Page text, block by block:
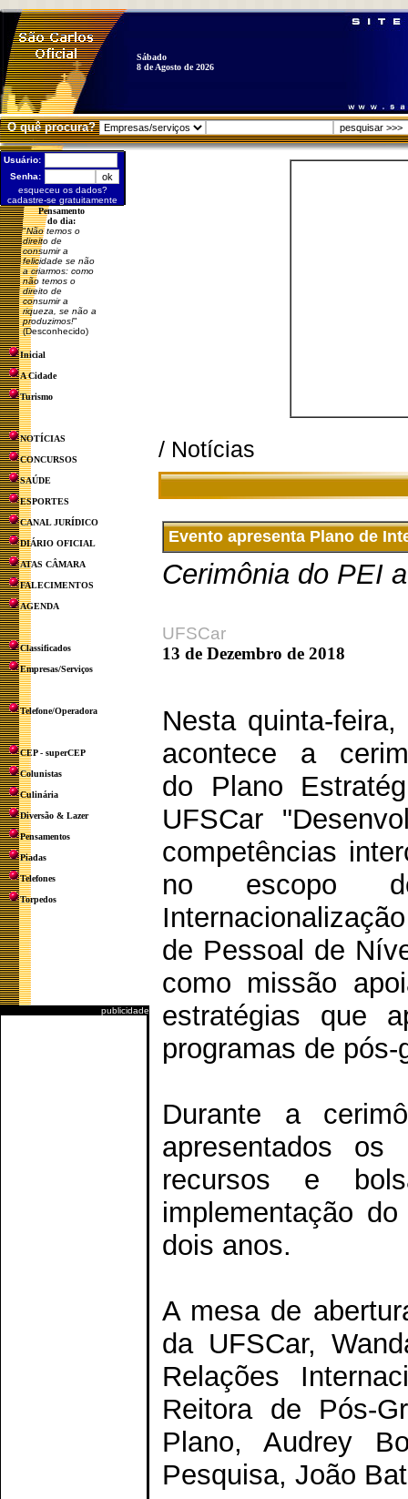
Sábado
8 de Agosto de 2026
O quê procura?
Usuário:
Senha:
esqueceu os dados?
cadastre-se gratuitamente
Pensamento
do dia:
"Não temos o
direito de
consumir a
felicidade se não
a criarmos: como
não temos o
direito de
consumir a
riqueza, se não a
produzimos!"
(Desconhecido)
Inicial
A Cidade
Turismo
NOTÍCIAS
CONCURSOS
SAÚDE
ESPORTES
CANAL JURÍDICO
DIÁRIO OFICIAL
ATAS CÂMARA
FALECIMENTOS
AGENDA
Classificados
Empresas/Serviços
Telefone/Operadora
CEP - superCEP
Colunistas
Culinária
Diversão & Lazer
Pensamentos
Piadas
Telefones
Torpedos
publicidade
/ Notícias
Evento apresenta Plano de
Cerimônia do PEI
UFSCar
13 de Dezembro de 2018
Nesta quinta-
acontece a
do Plano
UFSCar
competências
no escopo
de Pessoal de
como missão
estratégias que
programas de
Durante a
apresentados
recursos e
implementação
dois anos.
A mesa de
da UFSCar,
Relações
Reitora de Pós-
Plano, Audrey
Pesquisa, João